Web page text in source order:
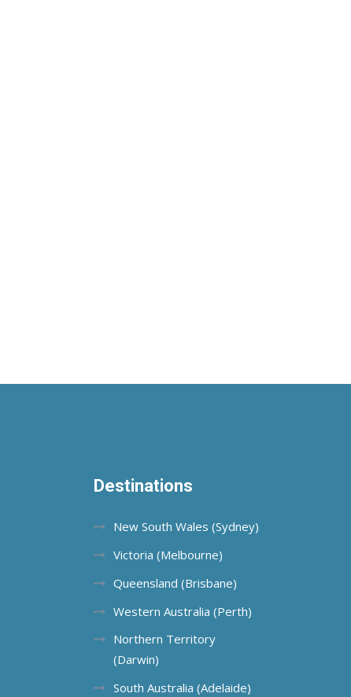
Destinations
New South Wales (Sydney)
Victoria (Melbourne)
Queensland (Brisbane)
Western Australia (Perth)
Northern Territory
(Darwin)
South Australia (Adelaide)